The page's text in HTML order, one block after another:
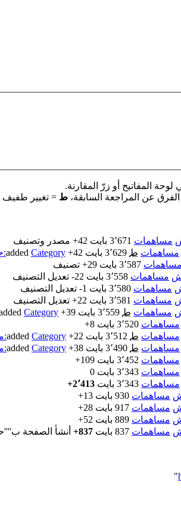
المفاتيح أو زرّ المقارنة.
عن المراجعة السابقة، ط = تغيير طفيف
مساهمات 3٬671 بايت +42 مصدر وتصنيف
مساهمات ط 3٬629 بايت +42
added Category:حادثة كوين بوت
مساهمات 3٬587 بايت +29 تصنيف
مساهمات 3٬558 بايت -22 تعديل التصنيف
مساهمات 3٬580 بايت -1 تعديل التصنيف
مساهمات 3٬581 بايت +22 تعديل التصنيف
مساهمات ط 3٬559 بايت +39 Category:حوادث وقضايا
مساهمات 3٬520 بايت
+8
مساهمات ط 3٬512 بايت +22
added Category:مصر
مساهمات ط 3٬490 بايت +38
added Category:مثلية جنسية
مساهمات 3٬452 بايت
+109
مساهمات 3٬343 بايت
0
مساهمات 3٬343 بايت
+2٬413
مساهمات 930 بايت
+13
مساهمات 917 بايت
+28
مساهمات 889 بايت
+52
مساهمات 837 بايت +837
"